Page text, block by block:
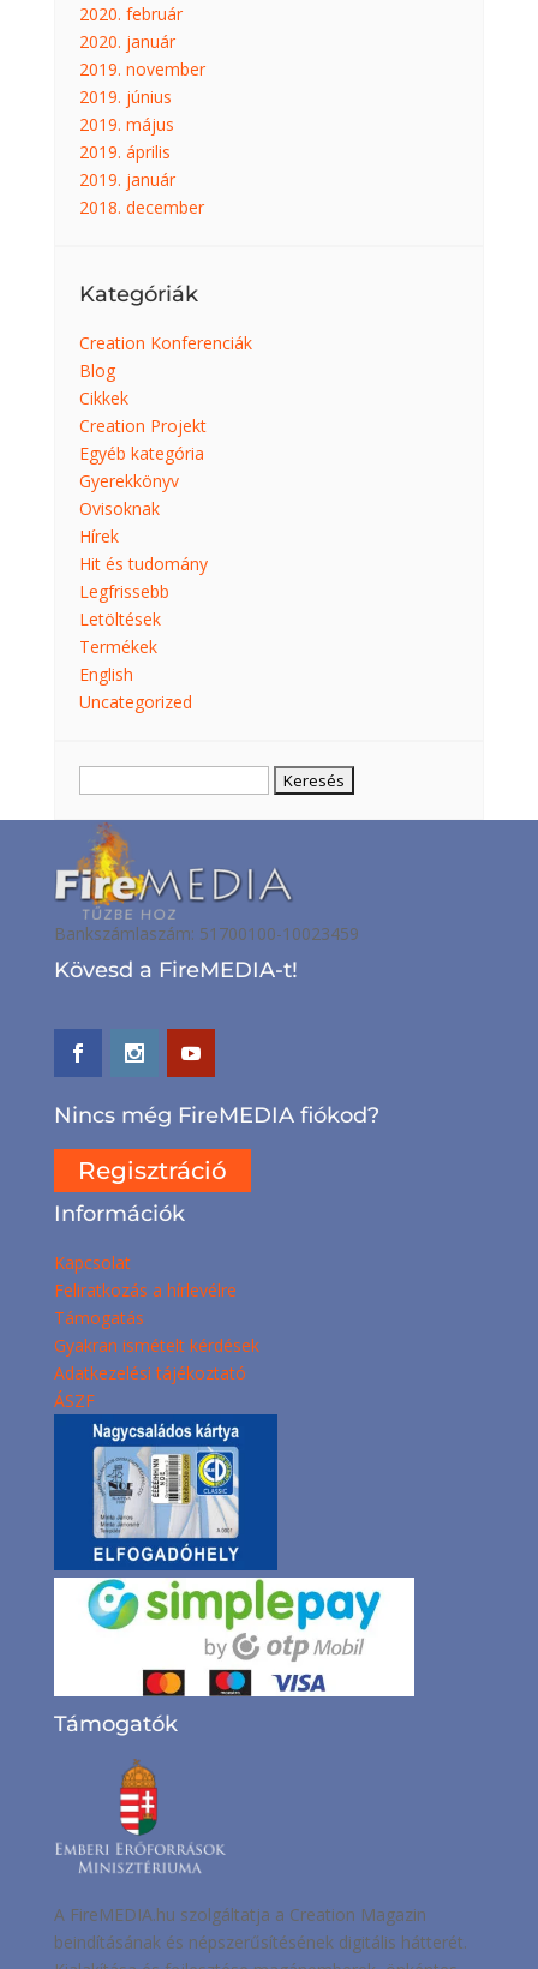
2020. február
2020. január
2019. november
2019. június
2019. május
2019. április
2019. január
2018. december
Kategóriák
Creation Konferenciák
Blog
Cikkek
Creation Projekt
Egyéb kategória
Gyerekkönyv
Ovisoknak
Hírek
Hit és tudomány
Legfrissebb
Letöltések
Termékek
English
Uncategorized
Bankszámlaszám: 51700100-10023459
Kövesd a FireMEDIA-t!
Nincs még FireMEDIA fiókod?
Regisztráció
Információk
Kapcsolat
Feliratkozás a hírlevélre
Támogatás
Gyakran ismételt kérdések
Adatkezelési tájékoztató
ÁSZF
Támogatók
A FireMEDIA.hu szolgáltatja a Creation Magazin
beindításának és népszerűsítésének digitális hátterét.